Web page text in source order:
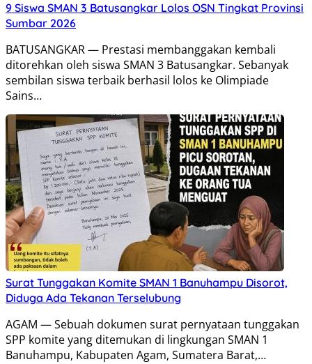
9 Siswa SMAN 3 Batusangkar Lolos OSN Tingkat Provinsi
Sumbar 2026
BATUSANGKAR — Prestasi membanggakan kembali
ditorehkan oleh siswa SMAN 3 Batusangkar. Sebanyak
sembilan siswa terbaik berhasil lolos ke Olimpiade
Sains…
Surat Tunggakan Komite SMAN 1 Banuhampu Disorot,
Diduga Ada Tekanan Terselubung
AGAM — Sebuah dokumen surat pernyataan tunggakan
SPP komite yang ditemukan di lingkungan SMAN 1
Banuhampu, Kabupaten Agam, Sumatera Barat,…